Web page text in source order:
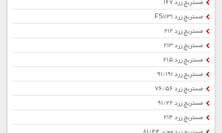
مستربچ زرد FS1131
مستربچ زرد 212
مستربچ زرد 213
مستربچ زرد 215
مستربچ زرد 91/191
مستربچ زرد 76/56
مستربچ زرد 91/22
مستربچ زرد 214